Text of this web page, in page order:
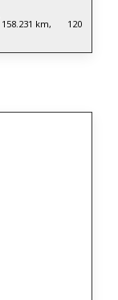
158.231 km, 120